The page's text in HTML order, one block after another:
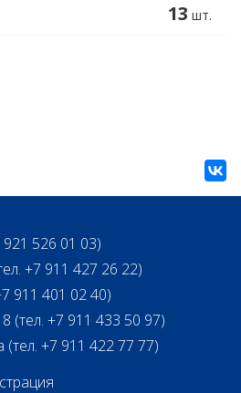
13 шт.
526 01 03)
+7 911 427 26 22)
911 401 02 40)
(тел. +7 911 433 50 97)
(тел. +7 911 422 77 77)